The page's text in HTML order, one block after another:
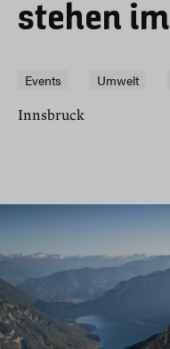
stehen
Events Umwelt
Innsbruck